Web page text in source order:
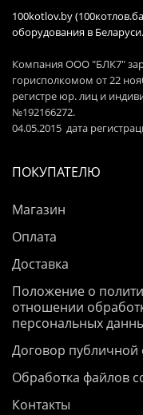
100kotlov.by
оборудования в Беларуси.
Компания ООО "БЛК7"
горисполкомом от 22
регистре юр. лиц и
№192166272.
04.05.2015 дата
ПОКУПАТЕЛЮ
Магазин
Оплата
Доставка
Положение о
отношении
персональных
Договор публичной
Обработка файлов
Контакты